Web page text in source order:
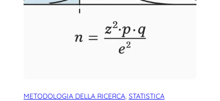
METODOLOGIA DELLA RICERCA, STATISTICA